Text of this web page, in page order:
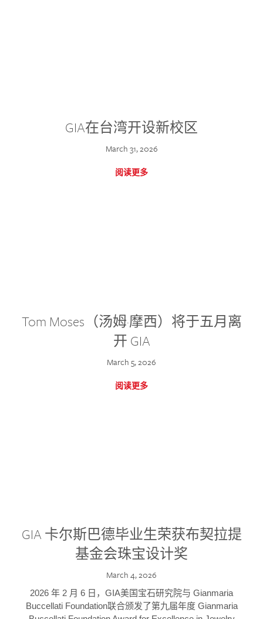
GIA在台湾开设新校区
March 31, 2026
阅读更多
Tom Moses（汤姆·摩西）将于五月离
开 GIA
March 5, 2026
阅读更多
GIA 卡尔斯巴德毕业生荣获布契拉提
基金会珠宝设计奖
March 4, 2026
2026 年 2 月 6 日，GIA美国宝石研究院与 Gianmaria
Buccellati Foundation联合颁发了第九届年度 Gianmaria